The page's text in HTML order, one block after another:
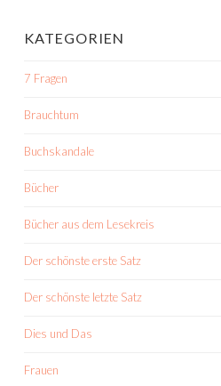
KATEGORIEN
7 Fragen
Brauchtum
Buchskandale
Bücher
Bücher aus dem Lesekreis
Der schönste erste Satz
Der schönste letzte Satz
Dies und Das
Frauen